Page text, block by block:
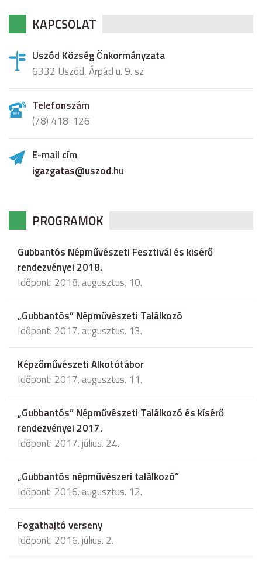
KAPCSOLAT
Uszód Község Önkormányzata
6332 Uszód, Árpád u. 9. sz
Telefonszám
(78) 418-126
E-mail cím
igazgatas@uszod.hu
PROGRAMOK
Gubbantós Népművészeti Fesztivál és kisérő
rendezvényei 2018.
Időpont: 2018. augusztus. 10.
„Gubbantós” Népművészeti Találkozó
Időpont: 2017. augusztus. 13.
Képzőművészeti Alkotótábor
Időpont: 2017. augusztus. 11.
„Gubbantós” Népművészeti Találkozó és kísérő
rendezvényei 2017.
Időpont: 2017. július. 24.
„Gubbantós népművészeri találkozó”
Időpont: 2016. augusztus. 12.
Fogathajtó verseny
Időpont: 2016. július. 2.